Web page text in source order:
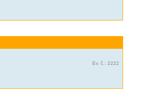
Ev. č.: 2222